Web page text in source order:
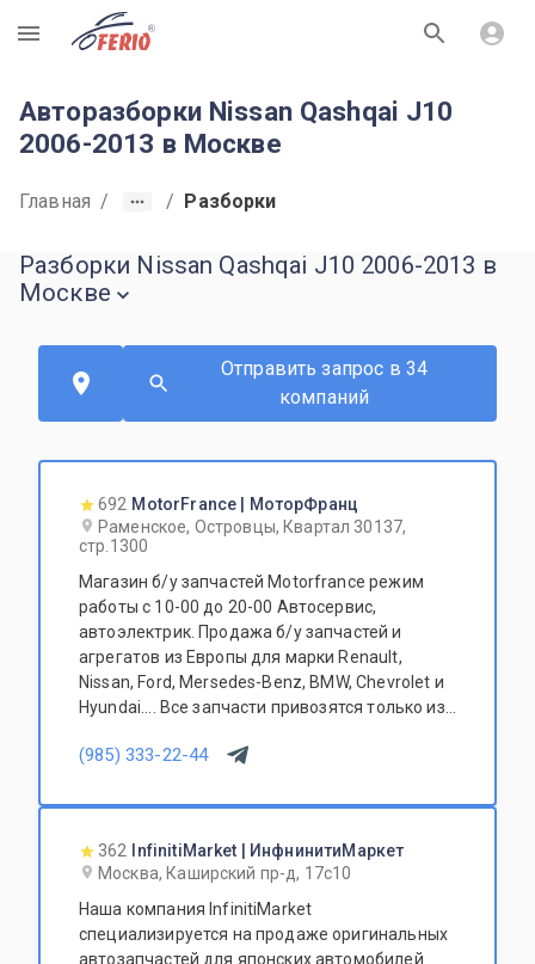
R
Авторазборки Nissan Qashqai J10
2006-2013 в Москве
Главная / / Разборки
Разборки Nissan Qashqai J10 2006-2013 в
Москве
Отправить запрос в 34
компаний
692 MotorFrance | МоторФранц
Раменское, Островцы, Квартал 30137,
стр.1300
Магазин б/у запчастей Motorfrance режим
работы с 10-00 до 20-00 Автосервис,
автоэлектрик. Продажа б/у запчастей и
агрегатов из Европы для марки Renault,
Nissan, Ford, Mersedes-Benz, BMW, Chevrolet и
Hyundai.... Все запчасти привозятся только из
(985) 333-22-44
362
InfinitiMarket | ИнфнинитиМаркет
Москва, Каширский пр-д, 17с10
Наша компания InfinitiMarket
специализируется на продаже оригинальных
автозапчастей для японских автомобилей